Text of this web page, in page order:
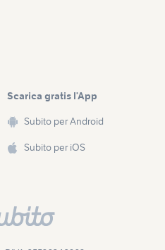
Scarica gratis l’App
Subito per Android
Subito per iOS